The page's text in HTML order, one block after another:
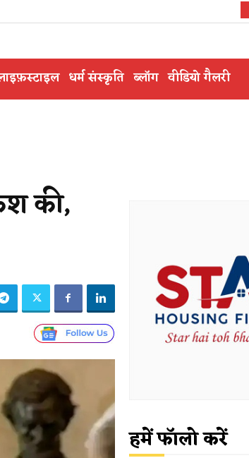
धर्म संस्कृति ब्लॉग वीडियो गैलरी
की,
हमें फॉलो करें